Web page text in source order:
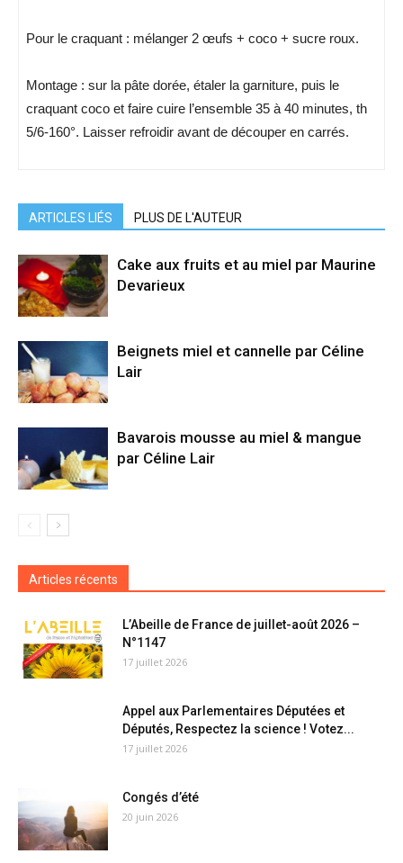
Pour le craquant : mélanger 2 œufs + coco + sucre roux.
Montage : sur la pâte dorée, étaler la garniture, puis le
craquant coco et faire cuire l’ensemble 35 à 40 minutes, th
5/6-160°. Laisser refroidir avant de découper en carrés.
ARTICLES LIÉS PLUS DE L'AUTEUR
Cake aux fruits et au miel par Maurine
Devarieux
Beignets miel et cannelle par Céline
Lair
Bavarois mousse au miel & mangue
par Céline Lair
Articles récents
L’Abeille de France de juillet-août 2026 –
N°1147
17 juillet 2026
Appel aux Parlementaires Députées et
Députés, Respectez la science ! Votez...
17 juillet 2026
Congés d’été
20 juin 2026